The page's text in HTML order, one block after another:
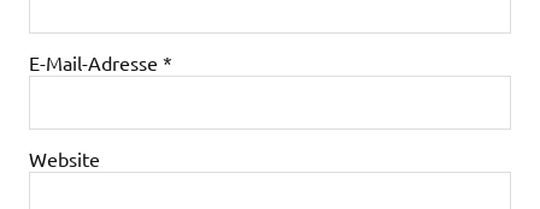
E-Mail-Adresse *
Website